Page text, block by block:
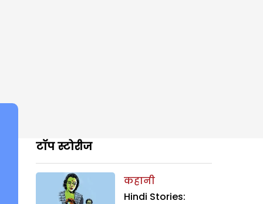
टॉप स्टोरीज
कहानी
Hindi Stories: